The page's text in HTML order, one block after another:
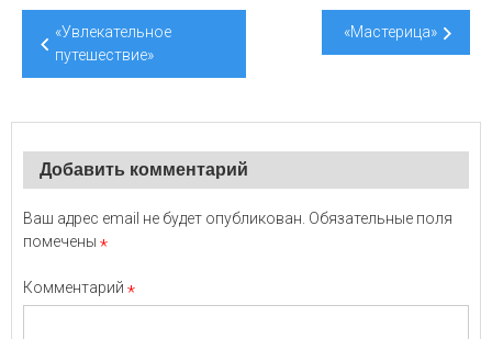
Навигация
«Увлекательное
путешествие»
«Мастерица»
Добавить комментарий
Ваш адрес email не будет опубликован. Обязательные поля
помечены *
Комментарий *